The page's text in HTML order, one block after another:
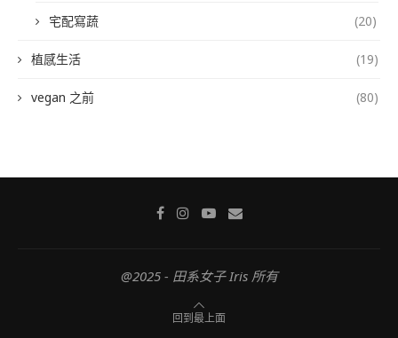
宅配寫蔬 (20)
植感生活 (19)
vegan 之前 (80)
@2025 - 田系女子 Iris 所有
回到最上面